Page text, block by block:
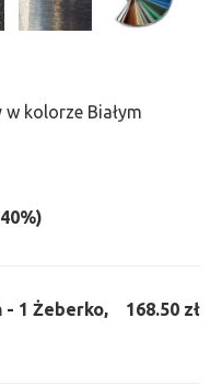
kolorze Białym
- 1 Żeberko,
168.50 zł